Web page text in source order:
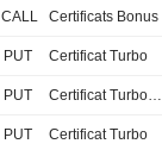
CALL Certificats Bonus
PUT Certificat Turbo
PUT Certificat Turbo Stop Loss
PUT Certificat Turbo